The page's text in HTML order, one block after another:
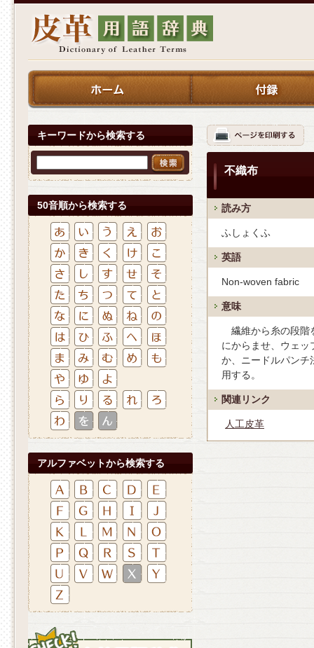
キーワードから検索する
50音順から検索する
アルファベットから検索する
不織布
読み方
ふしょくふ
英語
Non-woven fabric
意味
繊維から糸の段階
にからませ、ウェ
か、ニードルパンチ
用する。
関連リンク
人工皮革